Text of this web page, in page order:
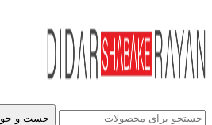
جست و جو